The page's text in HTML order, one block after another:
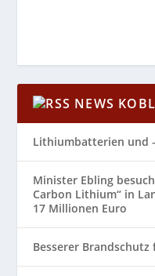
NEWS
Lithiumbatterien und
Minister Ebling
Carbon Lithium“ in
17 Millionen Euro
Besserer Brandschutz